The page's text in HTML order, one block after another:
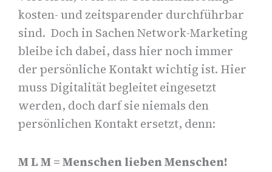
kosten- und zeitsparender durchführbar
sind. Doch in Sachen Network-Marketing
bleibe ich dabei, dass hier noch immer
der persönliche Kontakt wichtig ist. Hier
muss Digitalität begleitet eingesetzt
werden, doch darf sie niemals den
persönlichen Kontakt ersetzt, denn:
M L M = Menschen lieben Menschen!